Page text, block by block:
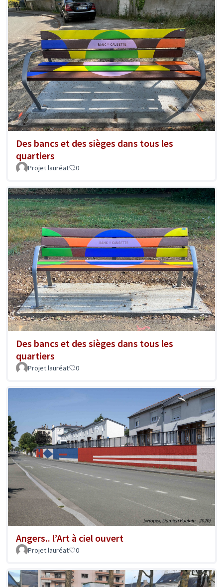
Des bancs et des sièges dans tous les
quartiers
Projet lauréat 0
Des bancs et des sièges dans tous les
quartiers
Projet lauréat 0
Angers.. l’Art à ciel ouvert
Projet lauréat 0